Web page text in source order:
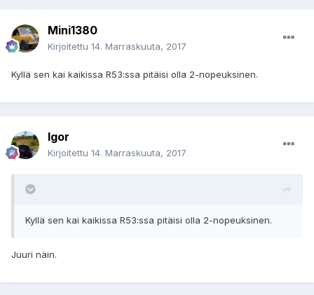
Mini1380
Kirjoitettu 14. Marraskuuta, 2017
Kyllä sen kai kaikissa R53:ssa pitäisi olla 2-nopeuksinen.
Igor
Kirjoitettu 14. Marraskuuta, 2017
Kyllä sen kai kaikissa R53:ssa pitäisi olla 2-nopeuksinen.
Juuri näin.